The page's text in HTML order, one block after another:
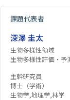
課題代表者
深澤 圭太
生物多様性領域
生物多様性評価・予
主幹研究員
博士（学術）
生物学,地理学,林学